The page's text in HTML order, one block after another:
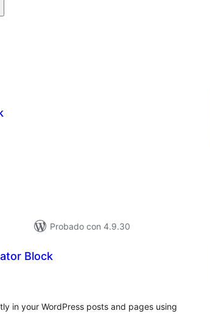
Probado con 4.9.30
Block
in your WordPress posts and pages using